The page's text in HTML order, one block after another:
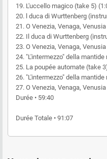
19. L'uccello magico (take 5)
20. l duca di Wurttenberg
21. O Venezia, Venaga,
22. Il duca di Wurttenberg
23. O Venezia, Venaga,
24. "L'intermezzo" della
25. La poupée automate (take
26. "L'intermezzo" della
27. O Venezia, Venaga,
Durée • 59:40
Durée Totale • 91:07